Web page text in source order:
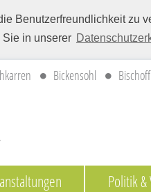
Benutzerfreundlichkeit zu
in unserer
Bickensohl
Politik